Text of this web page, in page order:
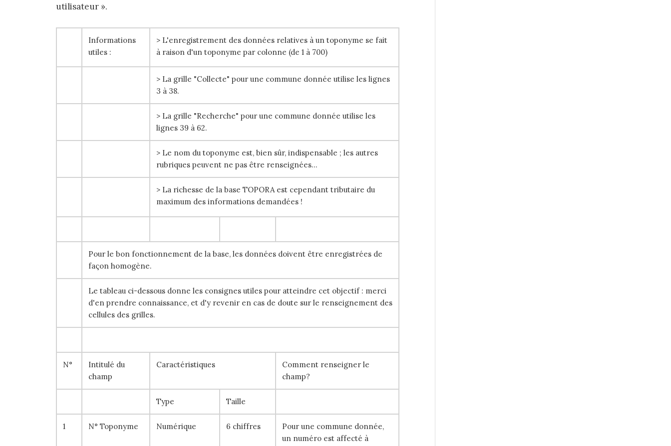
utilisateur ».
Informations
utiles :
> L'enregistrement des données relatives à un toponyme se fait
à raison d'un toponyme par colonne (de 1 à 700)
> La grille "Collecte" pour une commune donnée utilise les lignes
3 à 38.
> La grille "Recherche" pour une commune donnée utilise les
lignes 39 à 62.
> Le nom du toponyme est, bien sûr, indispensable ; les autres
rubriques peuvent ne pas être renseignées...
> La richesse de la base TOPORA est cependant tributaire du
maximum des informations demandées !
Pour le bon fonctionnement de la base, les données doivent être enregistrées de
façon homogène.
Le tableau ci-dessous donne les consignes utiles pour atteindre cet objectif : merci
d'en prendre connaissance, et d'y revenir en cas de doute sur le renseignement des
cellules des grilles.
N°
Intitulé du
champ
Caractéristiques
Comment renseigner le
champ?
Type Taille
1 N° Toponyme Numérique 6 chiffres
Pour une commune donnée,
un numéro est affecté à